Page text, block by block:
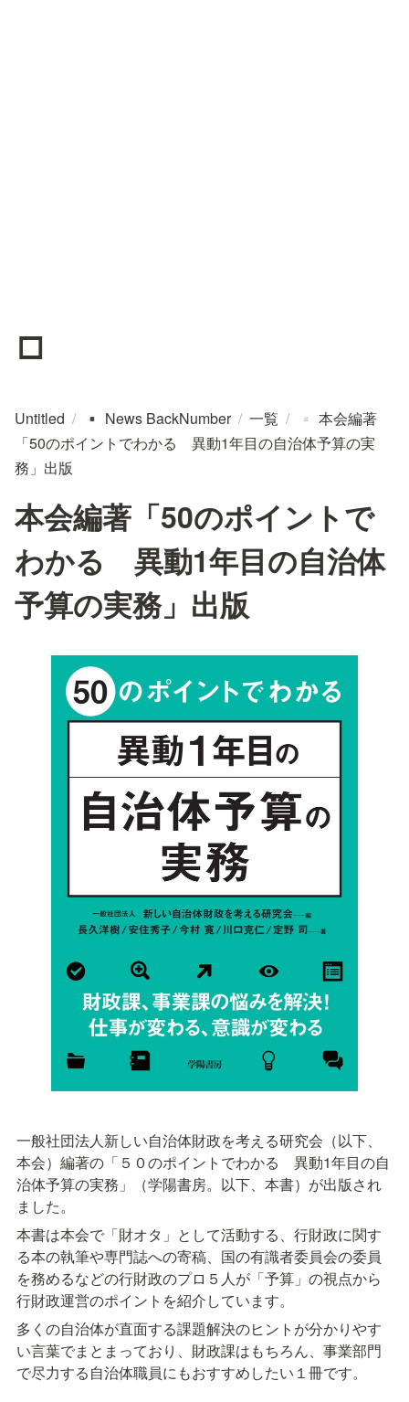
▫️
Untitled / ▪️ News BackNumber / 一覧 / ▫️
本会編著
「50のポイントでわかる 異動1年目の自治体予算の実
務」出版
本会編著「50のポイントで
わかる 異動1年目の自治体
予算の実務」出版
一般社団法人新しい自治体財政を考える研究会（以下、
本会）編著の「５０のポイントでわかる　異動1年目の自
治体予算の実務」（学陽書房。以下、本書）が出版され
ました。
本書は本会で「財オタ」として活動する、行財政に関す
る本の執筆や専門誌への寄稿、国の有識者委員会の委員
を務めるなどの行財政のプロ５人が「予算」の視点から
行財政運営のポイントを紹介しています。
多くの自治体が直面する課題解決のヒントが分かりやす
い言葉でまとまっており、財政課はもちろん、事業部門
で尽力する自治体職員にもおすすめしたい１冊です。